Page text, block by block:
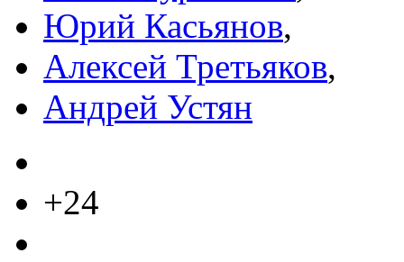
Юрий Касьянов,
Алексей Третьяков,
Андрей Устян
+24